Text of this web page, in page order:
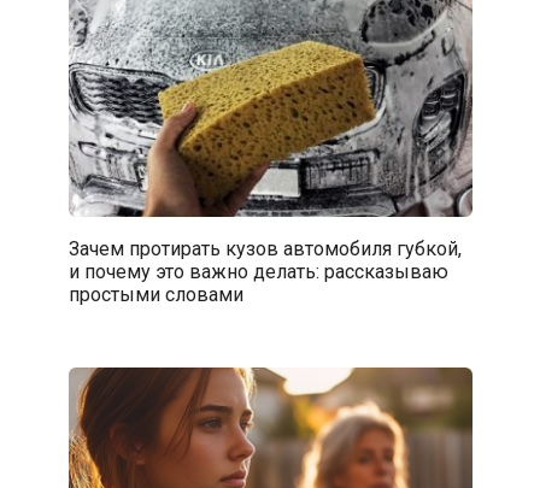
Зачем протирать кузов автомобиля губкой,
и почему это важно делать: рассказываю
простыми словами